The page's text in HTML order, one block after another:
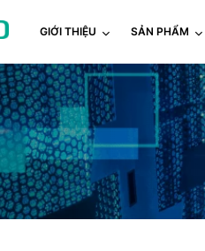
GIỚI THIỆU SẢN PHẨM